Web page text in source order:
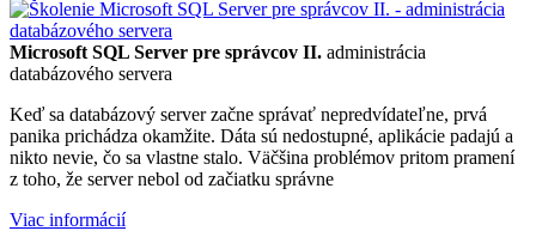
Microsoft SQL Server pre správcov II. administrácia
databázového servera
Keď sa databázový server začne správať nepredvídateľne, prvá
panika prichádza okamžite. Dáta sú nedostupné, aplikácie padajú a
nikto nevie, čo sa vlastne stalo. Väčšina problémov pritom pramení
z toho, že server nebol od začiatku správne
Viac informácií